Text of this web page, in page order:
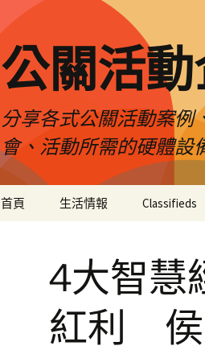
公關活
分享各式公關活動案例
會、活動所需的硬體設
首頁 生活情報 Classifieds
4大智慧
紅利 侯